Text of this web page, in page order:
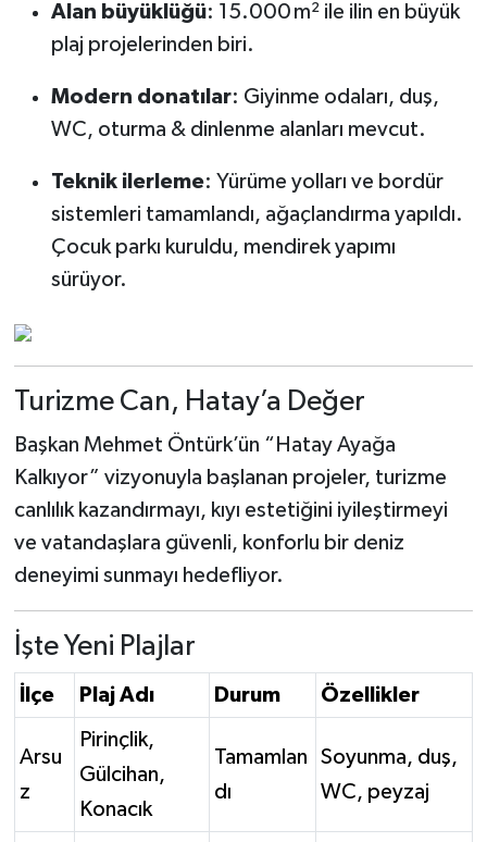
Alan büyüklüğü: 15.000 m² ile ilin en büyük
plaj projelerinden biri.
Modern donatılar: Giyinme odaları, duş,
WC, oturma & dinlenme alanları mevcut.
Teknik ilerleme: Yürüme yolları ve bordür
sistemleri tamamlandı, ağaçlandırma yapıldı.
Çocuk parkı kuruldu, mendirek yapımı
sürüyor.
Turizme Can, Hatay’a Değer
Başkan Mehmet Öntürk’ün “Hatay Ayağa
Kalkıyor” vizyonuyla başlanan projeler, turizme
canlılık kazandırmayı, kıyı estetiğini iyileştirmeyi
ve vatandaşlara güvenli, konforlu bir deniz
deneyimi sunmayı hedefliyor.
İşte Yeni Plajlar
İlçe Plaj Adı Durum Özellikler
Arsu
z
Pirinçlik,
Gülcihan,
Konacık
Tamamlan
dı
Soyunma, duş,
WC, peyzaj